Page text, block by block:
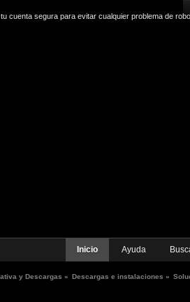
cuenta segura para evitar cualquier problema de
Inicio Ayuda
y Descargas » Descargas e instalaciones »